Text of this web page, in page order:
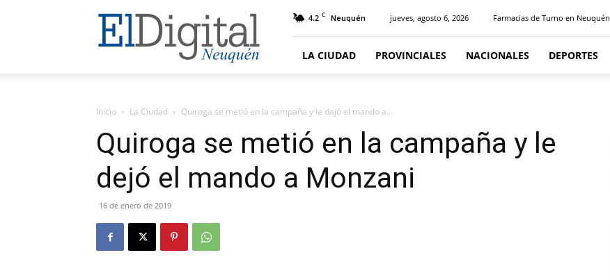
El
Digital
Neuquen
4.2 C Neuquén jueves, agosto 6, 2026 Farmacias de Turno en Neuquén
LA CIUDAD PROVINCIALES NACIONALES DEPORTES
Inicio La Ciudad Quiroga se metió en la campaña y le dejó el mando a...
Quiroga se metió en la campaña y le
dejó el mando a Monzani
16 de enero de 2019